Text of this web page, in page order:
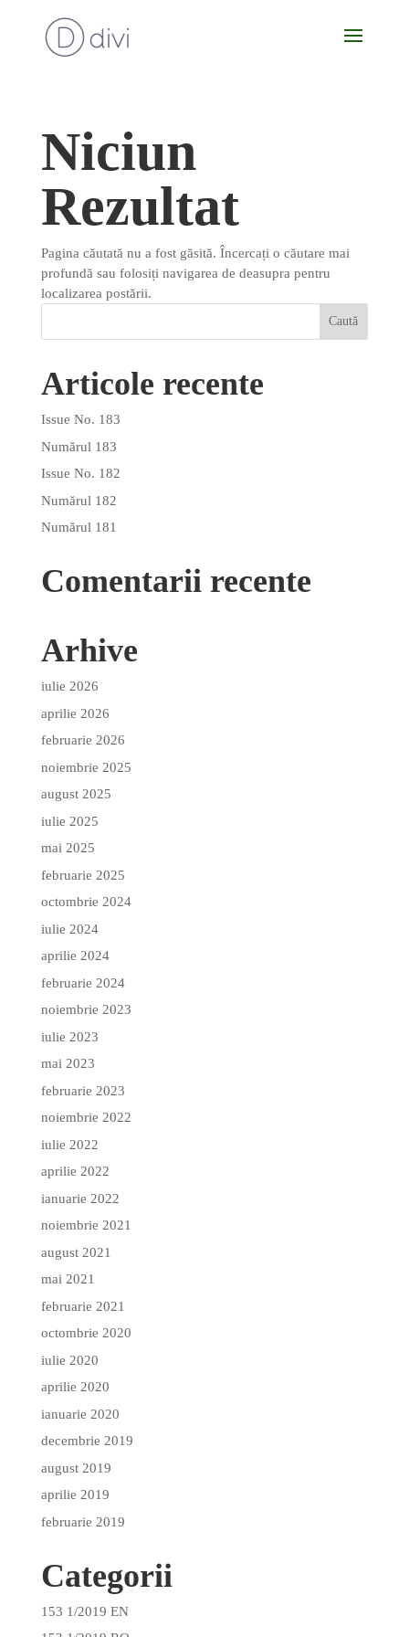
Niciun
Rezultat
Pagina căutată nu a fost găsită. Încercați o căutare mai
profundă sau folosiți navigarea de deasupra pentru
localizarea postării.
Articole recente
Issue No. 183
Numărul 183
Issue No. 182
Numărul 182
Numărul 181
Comentarii recente
Arhive
iulie 2026
aprilie 2026
februarie 2026
noiembrie 2025
august 2025
iulie 2025
mai 2025
februarie 2025
octombrie 2024
iulie 2024
aprilie 2024
februarie 2024
noiembrie 2023
iulie 2023
mai 2023
februarie 2023
noiembrie 2022
iulie 2022
aprilie 2022
ianuarie 2022
noiembrie 2021
august 2021
mai 2021
februarie 2021
octombrie 2020
iulie 2020
aprilie 2020
ianuarie 2020
decembrie 2019
august 2019
aprilie 2019
februarie 2019
Categorii
153 1/2019 EN